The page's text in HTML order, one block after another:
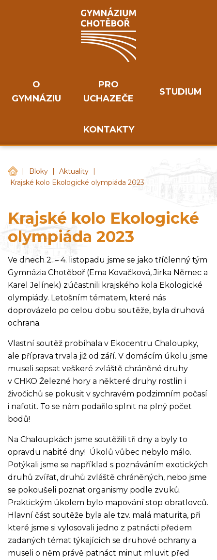
O
GYMNÁZIU
PRO
UCHAZEČE
STUDIUM
KONTAKTY
Gymnázium Chotěboř
| Bloky | Aktuality
|
Krajské kolo Ekologické olympiáda 2023
Krajské kolo Ekologické
olympiáda 2023
Ve dnech 2. – 4. listopadu jsme se jako tříčlenný tým
Gymnázia Chotěboř (Ema Kovačková, Jirka Němec a
Karel Jelínek) zúčastnili krajského kola Ekologické
olympiády. Letošním tématem, které nás
doprovázelo po celou dobu soutěže, byla druhová
ochrana.
Vlastní soutěž probíhala v Ekocentru Chaloupky,
ale příprava trvala již od září. V domácím úkolu jsme
museli sepsat veškeré zvláště chráněné druhy
v CHKO Železné hory a některé druhy rostlin i
živočichů se pokusit v sychravém podzimním počasí
i nafotit. To se nám podařilo splnit na plný počet
bodů!
Na Chaloupkách jsme soutěžili tři dny a byly to
opravdu nabité dny! Úkolů vůbec nebylo málo.
Potýkali jsme se například s poznáváním exotických
druhů zvířat, druhů zvláště chráněných, nebo jsme
se pokoušeli poznat organismy podle zvuků.
Praktickým úkolem bylo mapování stop obratlovců.
Hlavní část soutěže byla ale tzv. malá maturita, při
které jsme si vylosovali jedno z patnácti předem
zadaných témat týkajících se druhové ochrany a
museli o něm právě patnáct minut mluvit před